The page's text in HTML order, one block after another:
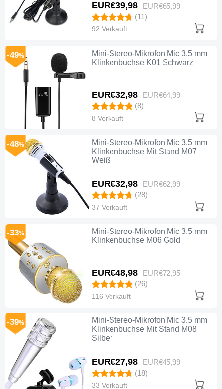
EUR€39,98 EUR€65,99
(11)
92 Verkauft
Mini-Stereo-Mikrofon Mic 3.5 mm
Klinkenbuchse K01 Schwarz
EUR€32,98 EUR€64,99
-49%
(8)
8 Verkauft
Mini-Stereo-Mikrofon Mic 3.5 mm
Klinkenbuchse Mit Stand M07
Weiß
EUR€32,98 EUR€62,99
-48%
(28)
37 Verkauft
Mini-Stereo-Mikrofon Mic 3.5 mm
Klinkenbuchse M06 Gold
EUR€48,98 EUR€72,95
-33%
(26)
116 Verkauft
Mini-Stereo-Mikrofon Mic 3.5 mm
Klinkenbuchse Mit Stand M08
Silber
EUR€27,98 EUR€45,99
-39%
(18)
33 Verkauft